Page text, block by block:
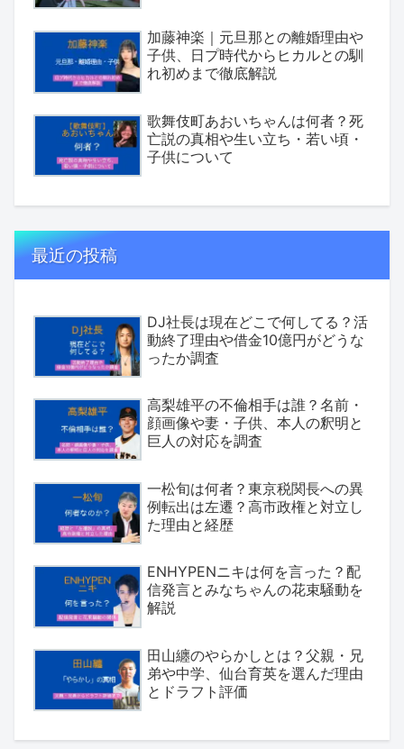
加藤神楽｜元旦那との離婚理由や
子供、日プ時代からヒカルとの馴
れ初めまで徹底解説
歌舞伎町あおいちゃんは何者？死
亡説の真相や生い立ち・若い頃・
子供について
最近の投稿
DJ社長は現在どこで何してる？活
動終了理由や借金10億円がどうな
ったか調査
高梨雄平の不倫相手は誰？名前・
顔画像や妻・子供、本人の釈明と
巨人の対応を調査
一松旬は何者？東京税関長への異
例転出は左遷？高市政権と対立し
た理由と経歴
ENHYPENニキは何を言った？配
信発言とみなちゃんの花束騒動を
解説
田山纏のやらかしとは？父親・兄
弟や中学、仙台育英を選んだ理由
とドラフト評価